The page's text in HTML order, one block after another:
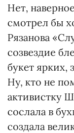
Нет,
смотрел бы
Рязанова
созвездие
букет ярких,
Ну, кто не
активистку
сослала в
создала